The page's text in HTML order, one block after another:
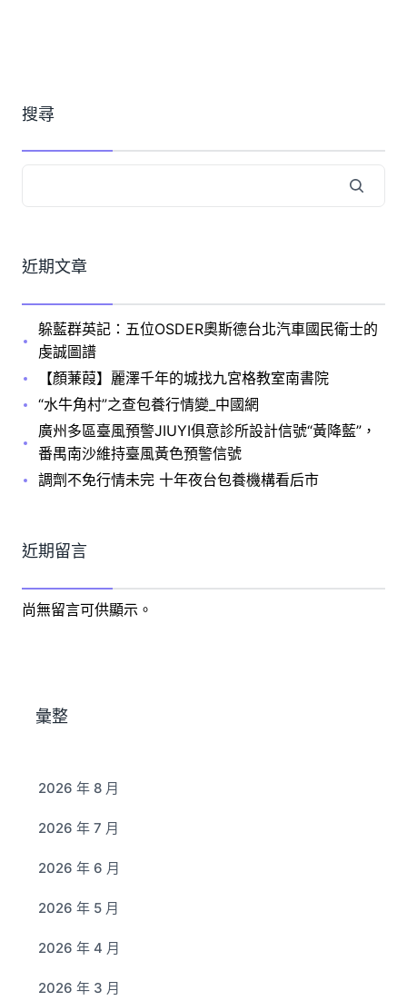
搜尋
近期文章
躲藍群英記：五位OSDER奧斯德台北汽車國民衛士的
虔誠圖譜
【顏蒹葭】麗澤千年的城找九宮格教室南書院
“水牛角村”之查包養行情變_中國網
廣州多區臺風預警JIUYI俱意診所設計信號“黃降藍”，
番禺南沙維持臺風黃色預警信號
調劑不免行情未完 十年夜台包養機構看后市
近期留言
尚無留言可供顯示。
彙整
2026 年 8 月
2026 年 7 月
2026 年 6 月
2026 年 5 月
2026 年 4 月
2026 年 3 月